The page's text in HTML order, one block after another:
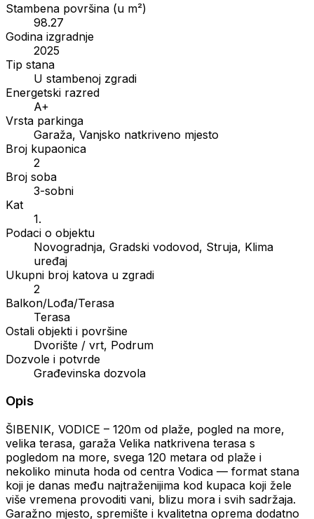
Stambena površina (u m²)
98.27
Godina izgradnje
2025
Tip stana
U stambenoj zgradi
Energetski razred
A+
Vrsta parkinga
Garaža, Vanjsko natkriveno mjesto
Broj kupaonica
2
Broj soba
3-sobni
Kat
1.
Podaci o objektu
Novogradnja, Gradski vodovod, Struja, Klima
uređaj
Ukupni broj katova u zgradi
2
Balkon/Lođa/Terasa
Terasa
Ostali objekti i površine
Dvorište / vrt, Podrum
Dozvole i potvrde
Građevinska dozvola
Opis
ŠIBENIK, VODICE – 120m od plaže, pogled na more,
velika terasa, garaža Velika natkrivena terasa s
pogledom na more, svega 120 metara od plaže i
nekoliko minuta hoda od centra Vodica — format stana
koji je danas među najtraženijima kod kupaca koji žele
više vremena provoditi vani, blizu mora i svih sadržaja.
Garažno mjesto, spremište i kvalitetna oprema dodatno